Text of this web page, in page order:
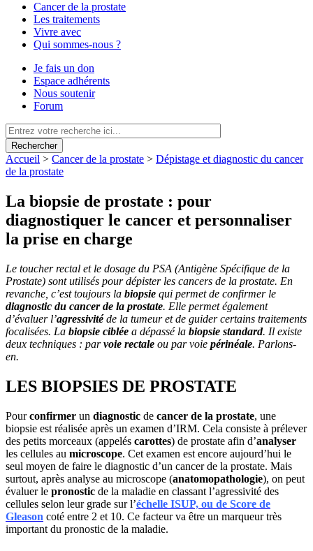
Cancer de la prostate
Les traitements
Vivre avec
Qui sommes-nous ?
Je fais un don
Espace adhérents
Nous soutenir
Forum
Rechercher
Accueil > Cancer de la prostate > Dépistage et diagnostic du cancer
de la prostate
La biopsie de prostate : pour
diagnostiquer le cancer et personnaliser
la prise en charge
Le toucher rectal et le dosage du PSA (Antigène Spécifique de la
Prostate) sont utilisés pour dépister les cancers de la prostate. En
revanche, c’est toujours la biopsie qui permet de confirmer le
diagnostic du cancer de la prostate. Elle permet également
d’évaluer l’agressivitéde la tumeur et de guider certains traitements
focalisées. La biopsie ciblée a dépassé la biopsie standard. Il existe
deux techniques : parvoie rectale ou par voie périnéale. Parlons-
en.
LES BIOPSIES DE PROSTATE
Pourconfirmer un diagnostic de cancer de la prostate, une
biopsie est réalisée après un examen d’IRM. Cela consiste à prélever
des petits morceaux (appelés carottes) de prostate afin d’analyser
les cellules au microscope. Cet examen est encore aujourd’hui le
seul moyen de faire le diagnostic d’un cancer de la prostate. Mais
surtout, après analyse au microscope (anatomopathologie), on peut
évaluer le pronostic de la maladie en classant l’agressivité des
cellules selon leur grade sur l’échelle ISUP, ou de Score de
Gleason coté entre 2 et 10. Ce facteur va être un marqueur très
important du pronostic de la maladie.